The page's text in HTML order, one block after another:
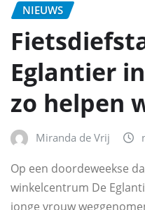
NIEUWS
Eglantier
zo helpen
Miranda de Vrij
Op een doordeweekse
winkelcentrum De
jonge vrouw